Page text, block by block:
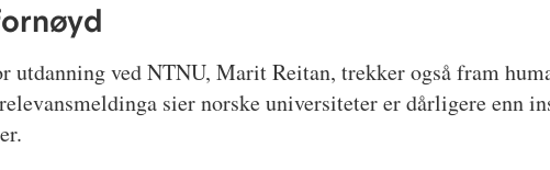
utdanning ved NTNU, Marit Reitan, trekker også fram
sier norske universiteter er dårligere enn